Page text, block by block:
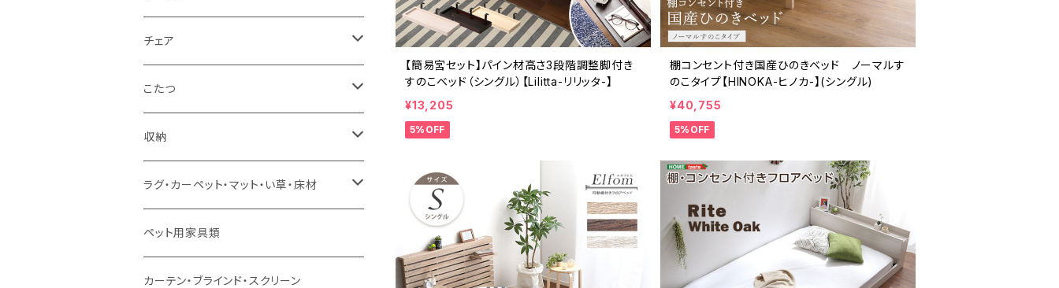
【簡易宮セット】パイン材高さ3段階調整脚付き
すのこベッド（シングル）【Lilitta-リリッタ-】
¥13,205
5%OFF
棚コンセント付き国産ひのきベッド ノーマルす
のこタイプ【HINOKA-ヒノカ-】(シングル)
¥40,755
5%OFF
カウチソファ
コーナーソファ
ソファセット
スツール・オットマン
ソファ付属品
クッション・座椅子
ダブルサイズ（フレームのみ）
ワイドダブルサイズ以上（フレームのみ）
シングルサイズ以下（マットレス付）
セミダブルサイズ（マットレス付）
ダブルサイズ（マットレス付）
ダブルサイズ以上（マットレス付）
ダイニング4点セット
ダイニング5点・6点セット
ダイニング7点セット以上
センターテーブル
ダイニングテーブル
カウンターテーブル
リフティングテーブル
サイドテーブル・コーヒーテーブル
デスク
チェア
ダイニングチェア
カウンターチェア
キッズチェア
オフィスチェア・ゲーミングチェア
ダイニングベンチ・スツール
こたつ
こたつテーブル
こたつ布団
コタツ・布団セット
収納
本棚・シェルフ
食器棚・収納庫
レンジ台・カウンター
ラグ・カーペット・マット・い草・床材
マット・フロアタイル
ラグ
ペット用家具類
カーテン・ブラインド・スクリーン